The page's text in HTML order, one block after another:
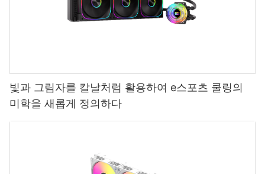
빛과 그림자를 칼날처럼 활용하여 e스포츠 쿨링의
미학을 새롭게 정의하다